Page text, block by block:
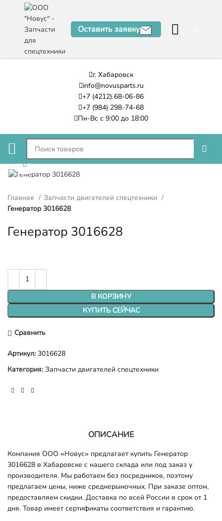
Оставить заявку
г. Хабаровск
info@novusparts.ru
+7 (4212) 68-06-86
+7 (984) 298-74-68
Пн-Вс с 9:00 до 18:00
Нажмите, чтобы увеличить
Главная
Запчасти двигателей спецтехники
Генератор 3016628
Генератор 3016628
В КОРЗИНУ
КУПИТЬ СЕЙЧАС
Сравнить
Артикул: 3016628
Категория: Запчасти двигателей спецтехники
ОПИСАНИЕ
Компания ООО «Новус» предлагает купить Генератор
3016628 в Хабаровске с нашего склада или под заказ у
производителя. Мы работаем без посредников, поэтому
предлагаем цены, ниже среднерыночных. При заказе оптом,
предоставляем скидки. Доставка по всей России в срок от 1
дня. Товар имеет сертификаты соответствия и гарантию.